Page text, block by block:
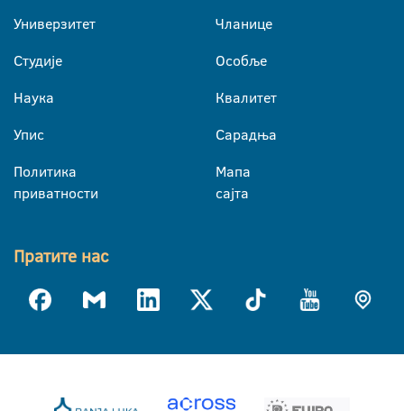
Универзитет
Студије
Наука
Упис
Политика
приватности
Чланице
Особље
Квалитет
Сарадња
Мапа
сајта
Пратите нас